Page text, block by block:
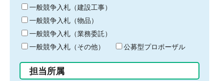
キ
ー
ワ
ー
ド
入
力
一般競争入札（建設工事）
一般競争入札（物品）
一般競争入札（業務委託）
一般競争入札（その他）
公募型プロポーザル
担当所属